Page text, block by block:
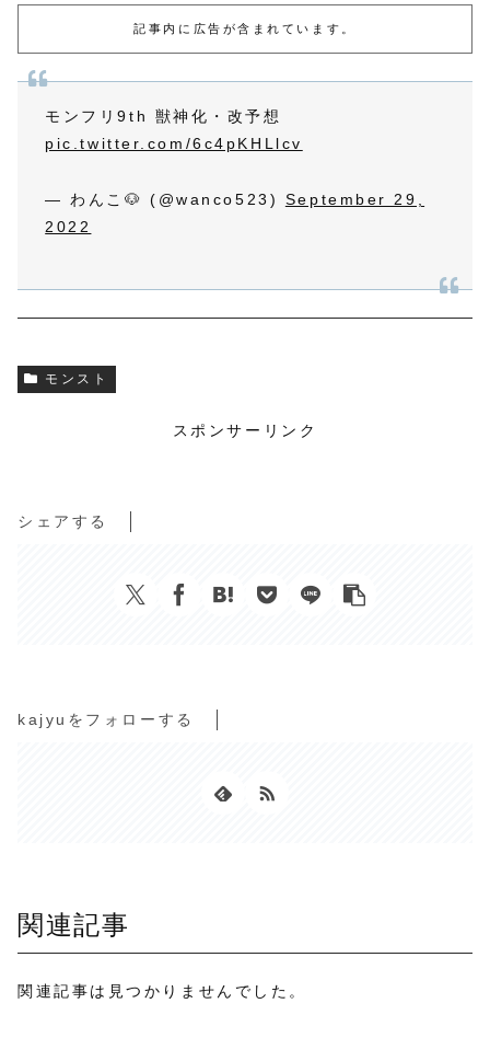
記事内に広告が含まれています。
モンフリ9th 獣神化・改予想
pic.twitter.com/6c4pKHLlcv
— わんこ🐶 (@wanco523) September 29,
2022
モンスト
スポンサーリンク
シェアする
kajyuをフォローする
関連記事
関連記事は見つかりませんでした。